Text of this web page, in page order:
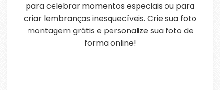
para celebrar momentos especiais ou para
criar lembranças inesquecíveis. Crie sua foto
montagem grátis e personalize sua foto de
forma online!